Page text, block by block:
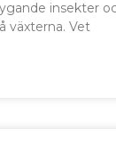
insekter
växterna. Vet